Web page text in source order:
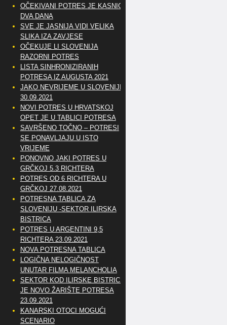
OČEKIVANI POTRES JE KASNIO
DVA DANA
SVE JE JASNIJA VIDI VELIKA
SLIKA IZA ZAVJESE
OČEKUJE LI SLOVENIJA
RAZORNI POTRES
LISTA SINHRONIZIRANIH
POTRESA IZ AUGUSTA 2021
JAKO NEVRIJEME U SLOVENIJI
30.09.2021
NOVI POTRES U HRVATSKOJ
OPET JE U TABLICI POTRESA
SAVRŠENO TOČNO – POTRESI
SE PONAVLJAJU U ISTO
VRIJEME
PONOVNO JAKI POTRES U
GRČKOJ 5.3 RICHTERA
POTRES OD 6 RICHTERA U
GRČKOJ 27.08.2021
POTRESNA TABLICA ZA
SLOVENIJU -SEKTOR ILIRSKA
BISTRICA
POTRES U ARGENTINI 9,5
RICHTERA 23.09.2021
NOVA POTRESNA TABLICA
LOGIČNA NELOGIČNOST
UNUTAR FILMA MELANCHOLIA
SEKTOR KOD ILIRSKE BISTRICE
JE NOVO ŽARIŠTE POTRESA
23.09.2021
KANARSKI OTOCI MOGUĆI
SCENARIO